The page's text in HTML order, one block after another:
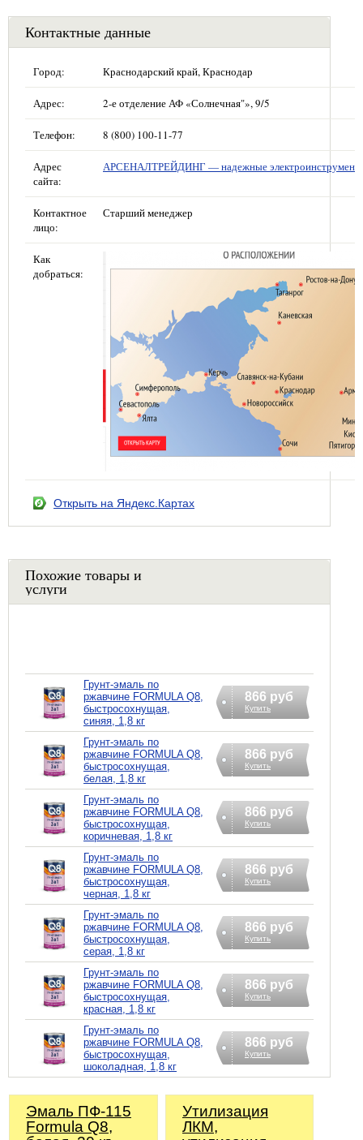
Контактные данные
Город: Краснодарский край, Краснодар
Адрес: 2-е отделение АФ «Солнечная"», 9/5
Телефон: 8 (800) 100-11-77
Адрес
сайта:
АРСЕНАЛТРЕЙДИНГ — надежные
Контактное
лицо:
Старший менеджер
Как
добраться:
Открыть на Яндекс.Картах
Похожие товары и
услуги
Грунт-эмаль по
ржавчине FORMULA Q8,
быстросохнущая,
синяя, 1,8 кг
866 руб
Купить
Грунт-эмаль по
ржавчине FORMULA Q8,
быстросохнущая,
белая, 1,8 кг
866 руб
Купить
Грунт-эмаль по
ржавчине FORMULA Q8,
быстросохнущая,
коричневая, 1,8 кг
866 руб
Купить
Грунт-эмаль по
ржавчине FORMULA Q8,
быстросохнущая,
черная, 1,8 кг
866 руб
Купить
Грунт-эмаль по
ржавчине FORMULA Q8,
быстросохнущая,
серая, 1,8 кг
866 руб
Купить
Грунт-эмаль по
ржавчине FORMULA Q8,
быстросохнущая,
красная, 1,8 кг
866 руб
Купить
Грунт-эмаль по
ржавчине FORMULA Q8,
быстросохнущая,
шоколадная, 1,8 кг
866 руб
Купить
Эмаль ПФ-115
Formula Q8,
Утилизация
ЛКМ,